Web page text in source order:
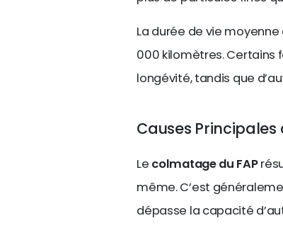
La durée de vie
000 kilomètres.
longévité, tandis que
Causes
Le colmatage du FAP
même. C’est
dépasse la capacité